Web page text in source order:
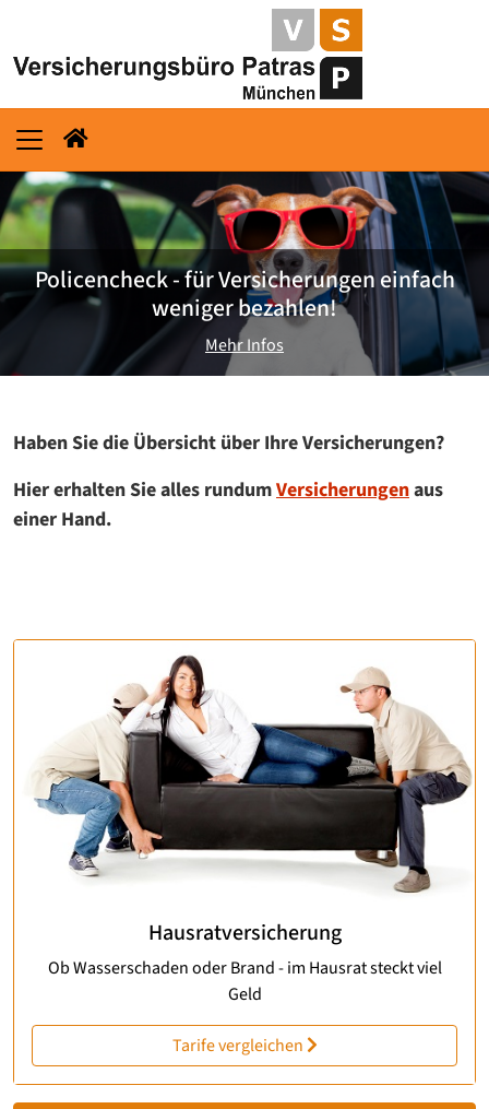
Policencheck - für Versicherungen einfach
weniger bezahlen!
Mehr Infos
Haben Sie die Übersicht über Ihre Versicherungen?
Hier erhalten Sie alles rundumVersicherungenaus
einer Hand.
Hausratversicherung
Ob Wasserschaden oder Brand - im Hausrat steckt viel
Geld
Tarife vergleichen